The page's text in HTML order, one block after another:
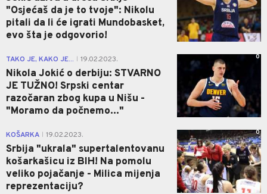
"Osjećaš da je to tvoje": Nikolu
pitali da li će igrati Mundobasket,
evo šta je odgovorio!
TAKO JE, KAKO JE... 19.02.2023.
Nikola Jokić o derbiju: STVARNO
JE TUŽNO! Srpski centar
razočaran zbog kupa u Nišu -
"Moramo da počnemo..."
0
KOŠARKA 19.02.2023.
Srbija "ukrala" supertalentovanu
košarkašicu iz BIH! Na pomolu
veliko pojačanje - Milica mijenja
reprezentaciju?
0